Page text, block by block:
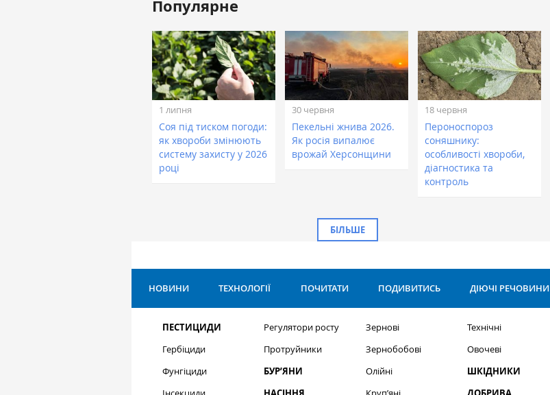
Популярне
1 липня
Соя під тиском погоди:
як хвороби змінюють
систему захисту у 2026
році
30 червня
Пекельні жнива 2026.
Як росія випалює
врожай Херсонщини
18 червня
Пероноспороз
соняшнику:
особливості хвороби,
діагностика та
контроль
БІЛЬШЕ
НОВИНИ ТЕХНОЛОГІЇ ПОЧИТАТИ ПОДИВИТИСЬ ДІЮЧІ РЕЧОВИНИ
ПЕСТИЦИДИ
Гербіциди
Фунгіциди
Регулятори росту
Протруйники
БУР’ЯНИ
Зернові
Зернобобові
Олійні
Технічні
Овочеві
ШКІДНИКИ